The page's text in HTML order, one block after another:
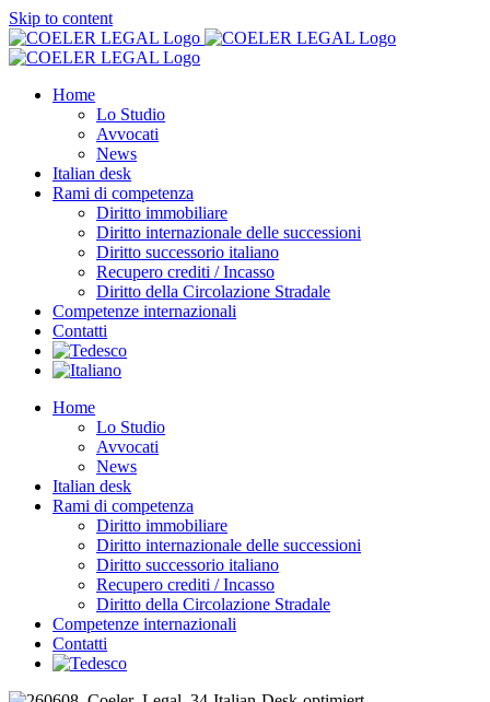
Skip to content
Home
Lo Studio
Avvocati
News
Italian desk
Rami di competenza
Diritto immobiliare
Diritto internazionale delle successioni
Diritto successorio italiano
Recupero crediti / Incasso
Diritto della Circolazione Stradale
Competenze internazionali
Contatti
Home
Lo Studio
Avvocati
News
Italian desk
Rami di competenza
Diritto immobiliare
Diritto internazionale delle successioni
Diritto successorio italiano
Recupero crediti / Incasso
Diritto della Circolazione Stradale
Competenze internazionali
Contatti